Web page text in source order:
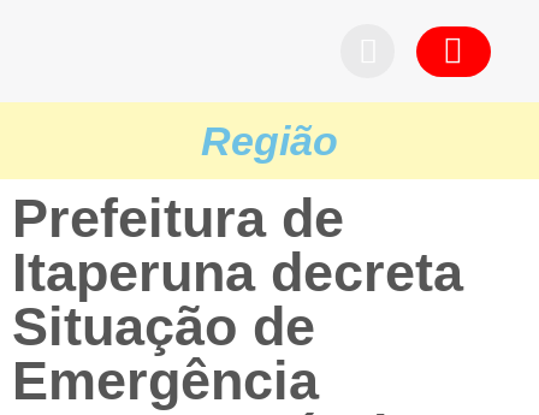
Região
Prefeitura de
Itaperuna decreta
Situação de
Emergência